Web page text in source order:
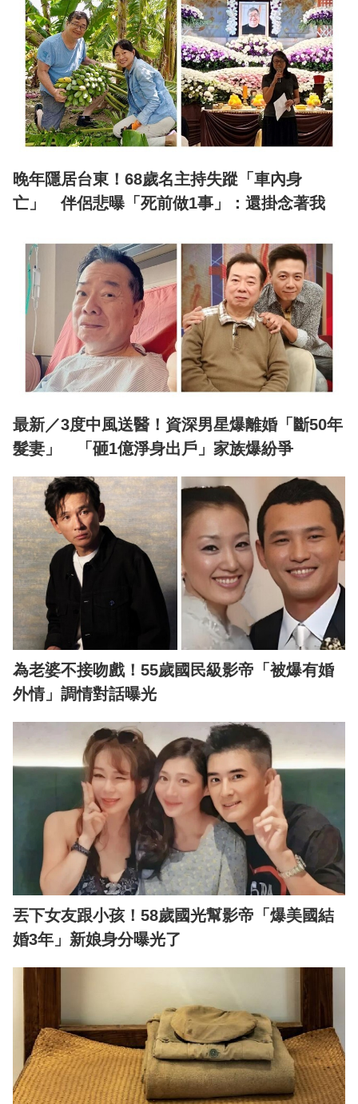
晚年隱居台東！68歲名主持失蹤「車內身
亡」 伴侶悲曝「死前做1事」：還掛念著我
最新／3度中風送醫！資深男星爆離婚「斷50年
髮妻」 「砸1億淨身出戶」家族爆紛爭
為老婆不接吻戲！55歲國民級影帝「被爆有婚
外情」調情對話曝光
丟下女友跟小孩！58歲國光幫影帝「爆美國結
婚3年」新娘身分曝光了